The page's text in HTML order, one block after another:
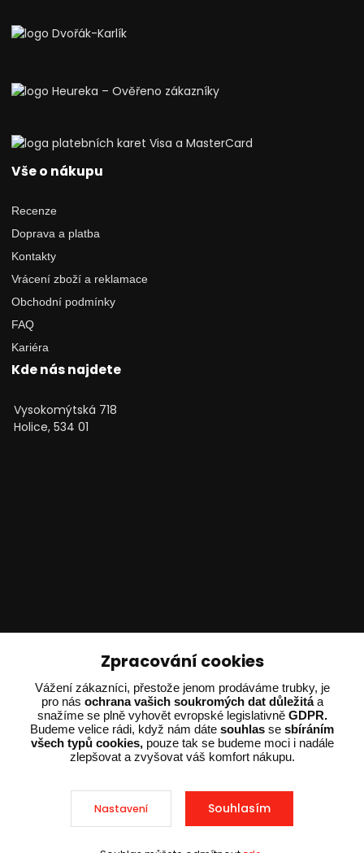
Vše o nákupu
Recenze
Doprava a platba
Kontakty
Vrácení zboží a reklamace
Obchodní podmínky
FAQ
Kariéra
Kde nás najdete
Vysokomýtská 718
Holice, 534 01
Technické poradenství
Ing. Adam Dvořák
+420 602 234 254
(Po-Pá 8:00 - 15:00)
potrebujiporadit@dvorak-karlik.cz
2025 © Dvorak-Karlik.cz – Všechna práva vyhrazena. Design od
EmpireDesign
nakódovalOndřejDvořák.com
Zpracování cookies
Vážení zákazníci, přestože jenom prodáváme trubky, je
pro nás ochrana vašich soukromých dat důležitáa
snažíme se plně vyhovět evropské legislativně GDPR.
Budeme velice rádi, když nám dáte souhlas se sbíráním
všech typů cookies,pouze tak se budeme moci i nadále
zlepšovat a zvyšovat váš komfort nákupu.
Nastavení Souhlasím